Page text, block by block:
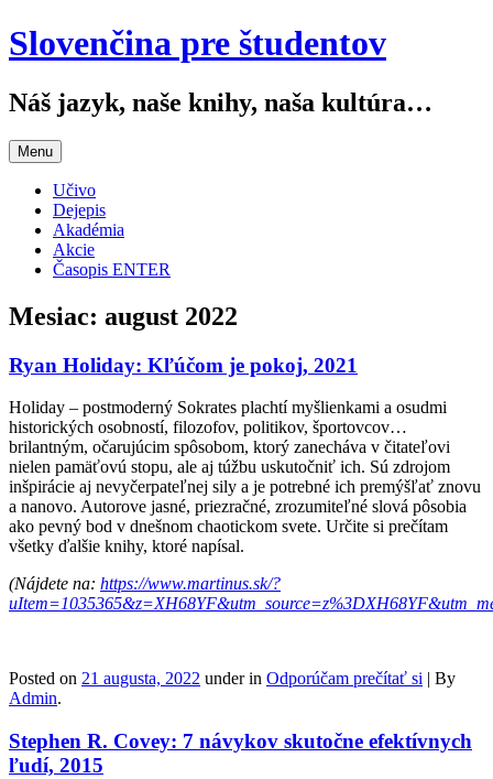
Slovenčina pre študentov
Náš jazyk, naše knihy, naša kultúra…
Menu
Učivo
Dejepis
Akadémia
Akcie
Časopis ENTER
Mesiac: august 2022
Ryan Holiday: Kľúčom je pokoj, 2021
Holiday – postmoderný Sokrates plachtí myšlienkami a osudmi
historických osobností, filozofov, politikov, športovcov…
brilantným, očarujúcim spôsobom, ktorý zanecháva v čitateľovi
nielen pamäťovú stopu, ale aj túžbu uskutočniť ich. Sú zdrojom
inšpirácie aj nevyčerpateľnej sily a je potrebné ich premýšľať znovu
a nanovo. Autorove jasné, priezračné, zrozumiteľné slová pôsobia
ako pevný bod v dnešnom chaotickom svete. Určite si prečítam
všetky ďalšie knihy, ktoré napísal.
(Nájdete na: https://www.martinus.sk/?
Posted on 21 augusta, 2022 under in Odporúčam prečítať si | By
Admin.
Stephen R. Covey: 7 návykov skutočne efektívnych
ľudí, 2015